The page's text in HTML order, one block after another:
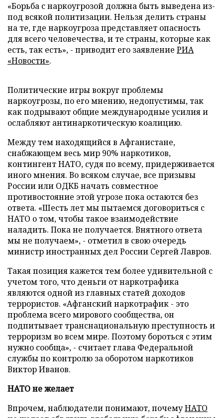
«Борьба с наркоугрозой должна быть выведена из-
под всякой политизации. Нельзя делить страны
на те, где наркоугроза представляет опасность
для всего человечества, и те страны, которые как
есть, так есть», - приводит его заявление РИА
«Новости».
Политические игры вокруг проблемы
наркоугрозы, по его мнению, недопустимы, так
как подрывают общие международные усилия и
ослабляют антинаркотическую коалицию.
Между тем находящийся в Афганистане,
снабжающем весь мир 90% наркотиков,
контингент НАТО, судя по всему, придерживается
иного мнения. Во всяком случае, все призывы
России или ОДКБ начать совместное
противостояние этой угрозе пока остаются без
ответа. «Шесть лет мы пытаемся договориться с
НАТО о том, чтобы такое взаимодействие
наладить. Пока не получается. Внятного ответа
мы не получаем», - отметил в свою очередь
министр иностранных дел России Сергей Лавров.
Такая позиция кажется тем более удивительной с
учетом того, что деньги от наркотрафика
являются одной из главных статей доходов
террористов. «Афганский наркотрафик - это
проблема всего мирового сообщества, он
подпитывает транснациональную преступность и
терроризм во всем мире. Поэтому бороться с этим
нужно сообща», - считает глава Федеральной
службы по контролю за оборотом наркотиков
Виктор Иванов.
НАТО не желает
Впрочем, наблюдатели понимают, почемуНАТО